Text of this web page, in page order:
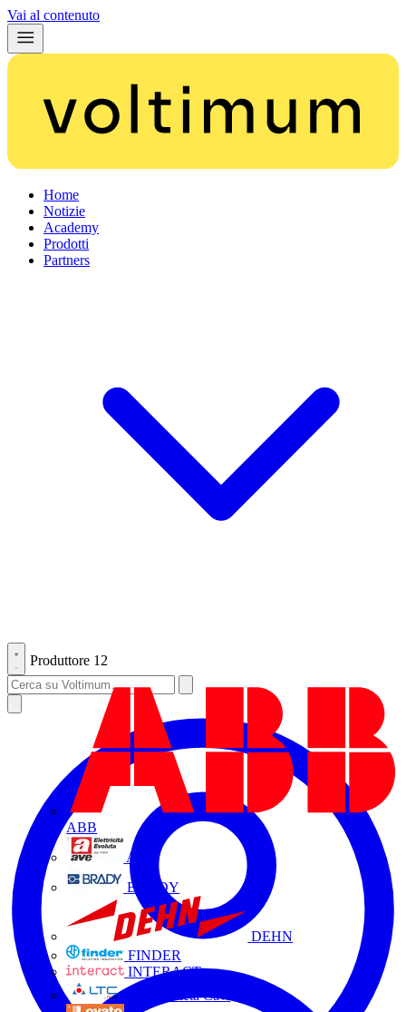
Vai al contenuto
Home
Notizie
Academy
Prodotti
Partners
Produttore 12
ABB
AVE
BRADY
DEHN
FINDER
INTERACT
La Triveneta Cavi